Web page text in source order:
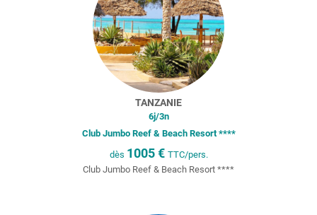
TANZANIE
6j/3n
Club Jumbo Reef & Beach Resort ****
dès 1005€ TTC/pers.
Club Jumbo Reef & Beach Resort ****